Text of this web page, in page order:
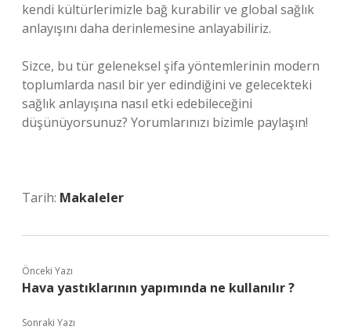
kendi kültürlerimizle bağ kurabilir ve global sağlık
anlayışını daha derinlemesine anlayabiliriz.
Sizce, bu tür geleneksel şifa yöntemlerinin modern
toplumlarda nasıl bir yer edindiğini ve gelecekteki
sağlık anlayışına nasıl etki edebileceğini
düşünüyorsunuz? Yorumlarınızı bizimle paylaşın!
Tarih: Makaleler
Önceki Yazı
Hava yastıklarının yapımında ne kullanılır ?
Sonraki Yazı